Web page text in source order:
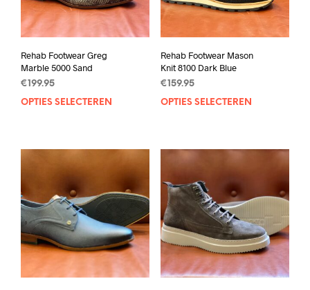
Rehab Footwear Greg
Marble 5000 Sand
€ 199.95
OPTIES SELECTEREN
Dit
meerdere
variaties.
optie
gekozen
worden
productpagina
Rehab Footwear Mason
Knit 8100 Dark Blue
€ 159.95
OPTIES SELECTEREN
kan
op